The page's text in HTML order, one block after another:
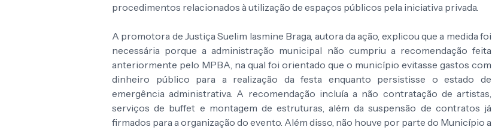
procedimentos relacionados à utilização de espaços públicos pela iniciativa privada.
A promotora de Justiça Suelim Iasmine Braga, autora da ação, explicou que a medida foi
necessária porque a administração municipal não cumpriu a recomendação feita
anteriormente pelo MPBA, na qual foi orientado que o município evitasse gastos com
dinheiro público para a realização da festa enquanto persistisse o estado de
emergência administrativa. A recomendação incluía a não contratação de artistas,
serviços de buffet e montagem de estruturas, além da suspensão de contratos já
firmados para a organização do evento. Além disso, não houve por parte do Município a